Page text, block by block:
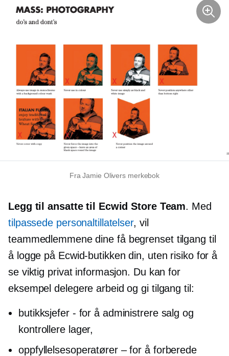
Fra Jamie Olivers merkebok
Legg til ansatte til Ecwid Store Team. Med
tilpassede personaltillatelser, vil
teammedlemmene dine få begrenset tilgang til
å logge på Ecwid-butikken din, uten risiko for å
se viktig privat informasjon. Du kan for
eksempel delegere arbeid og gi tilgang til:
butikksjefer - for å administrere salg og
kontrollere lager,
oppfyllelsesoperatører – for å forberede